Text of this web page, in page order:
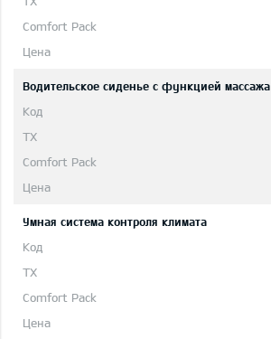
Водительское сиденье с функцией массажа
Умная система контроля климата